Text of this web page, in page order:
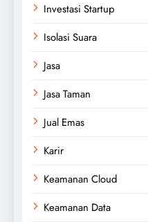
Investasi Startup
Isolasi Suara
Jasa
Jasa Taman
Jual Emas
Karir
Keamanan Cloud
Keamanan Data